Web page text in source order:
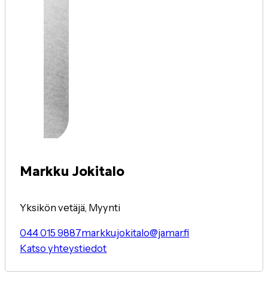
Markku Jokitalo
Yksikön vetäjä, Myynti
044 015 9887markku.jokitalo@jamar.fi
Katso yhteystiedot